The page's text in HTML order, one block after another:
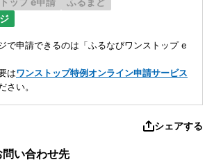
で申請できるのは「ふるなびワンストップ e
はワンストップ特例オンライン申請サービス
さい。
シェアする
い合わせ先